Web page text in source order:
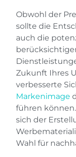
Obwohl der
sollte die
auch die
Zukunft Ihres
verbesserte
Markenimage
führen
sich der
Wahl für